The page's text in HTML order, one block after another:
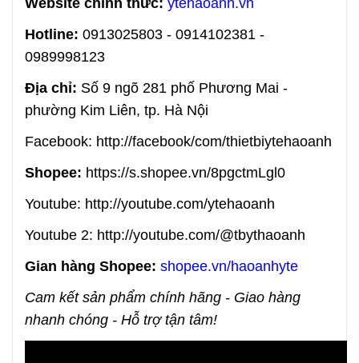
Website chính thức: ytehaoanh.vn
Hotline: 0913025803 - 0914102381 -
0989998123
Địa chỉ: Số 9 ngõ 281 phố Phương Mai -
phường Kim Liên, tp. Hà Nội
Facebook: http://facebook/com/thietbiytehaoanh
Shopee: https://s.shopee.vn/8pgctmLgl0
Youtube: http://youtube.com/ytehaoanh
Youtube 2: http://youtube.com/@tbythaoanh
Gian hàng Shopee: shopee.vn/haoanhyte
Cam kết sản phẩm chính hãng - Giao hàng
nhanh chóng - Hỗ trợ tận tâm!